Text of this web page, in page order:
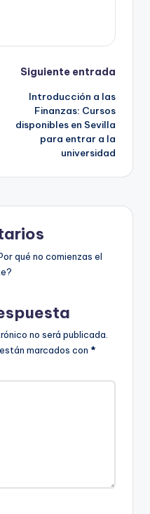
Siguiente entrada
Introducción a las
Finanzas: Cursos
disponibles en Sevilla
para entrar a la
universidad
qué no comienzas el
no será publicada.
marcados con *